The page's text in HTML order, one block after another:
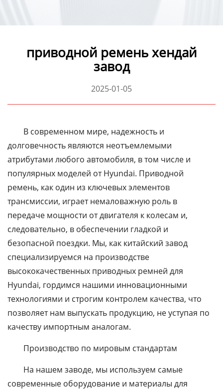
приводной ремень хендай
завод
2025-01-05
В современном мире, надежность и
долговечность являются неотъемлемыми
атрибутами любого автомобиля, в том числе и
популярных моделей от Hyundai. Приводной
ремень, как один из ключевых элементов
трансмиссии, играет немаловажную роль в
передаче мощности от двигателя к колесам и,
следовательно, в обеспечении гладкой и
безопасной поездки. Мы, как китайский завод
специализируемся на производстве
высококачественных приводных ремней для
Hyundai, гордимся нашими инновационными
технологиями и строгим контролем качества, что
позволяет нам выпускать продукцию, не уступая по
качеству импортным аналогам.
Производство по мировым стандартам
На нашем заводе, мы используем самые
современные оборудование и материалы для